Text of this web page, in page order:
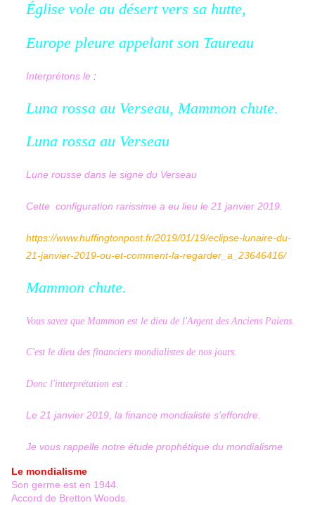
Église vole au désert vers sa hutte,
Europe pleure appelant son Taureau
Interprétons le :
Luna rossa au Verseau, Mammon chute.
Luna rossa au Verseau
Lune rousse dans le signe du Verseau
Cette configuration rarissime a eu lieu le 21 janvier 2019.
https://www.huffingtonpost.fr/2019/01/19/eclipse-lunaire-du-
21-janvier-2019-ou-et-comment-la-regarder_a_23646416/
Mammon chute.
Vous savez que Mammon est le dieu de l'Argent des Anciens Paiens.
C'est le dieu des financiers mondialistes de nos jours.
Donc l'interprétation est :
Le 21 janvier 2019, la finance mondialiste s'effondre.
Je vous rappelle notre étude prophétique du mondialisme.
Le mondialisme
Son germe est en 1944.
Accord de Bretton Woods.